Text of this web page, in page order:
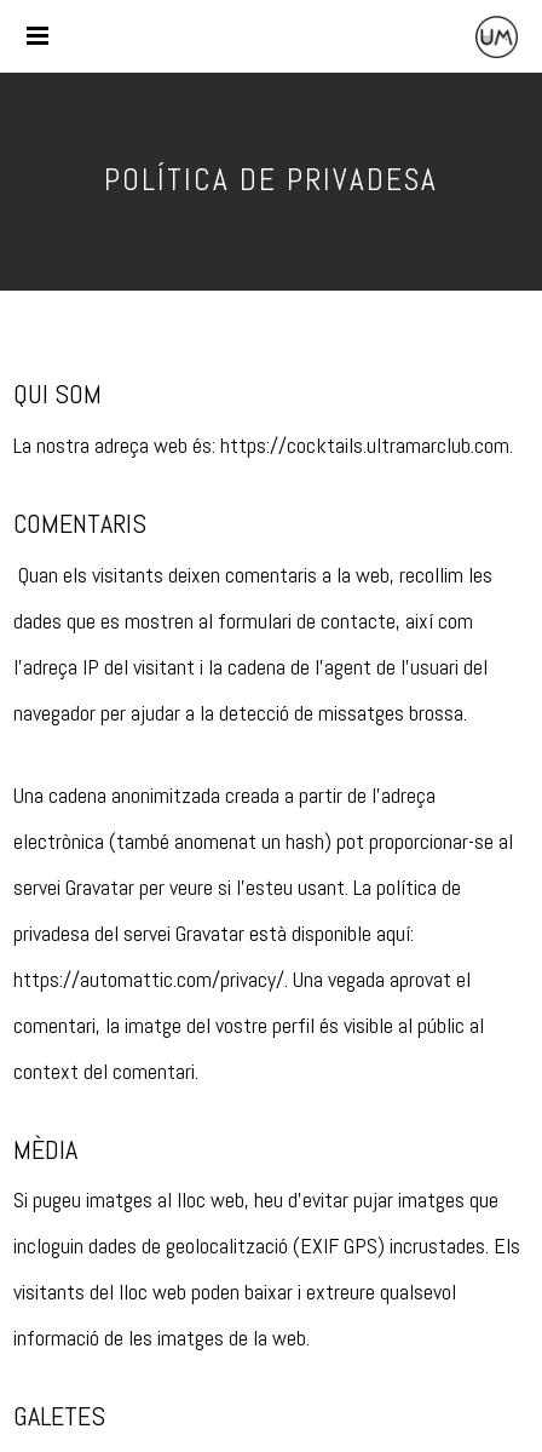
POLÍTICA DE PRIVADESA
QUI SOM
La nostra adreça web és: https://cocktails.ultramarclub.com.
COMENTARIS
Quan els visitants deixen comentaris a la web, recollim les
dades que es mostren al formulari de contacte, així com
l’adreça IP del visitant i la cadena de l’agent de l’usuari del
navegador per ajudar a la detecció de missatges brossa.
Una cadena anonimitzada creada a partir de l’adreça
electrònica (també anomenat un hash) pot proporcionar-se al
servei Gravatar per veure si l’esteu usant. La política de
privadesa del servei Gravatar està disponible aquí:
https://automattic.com/privacy/. Una vegada aprovat el
comentari, la imatge del vostre perfil és visible al públic al
context del comentari.
MÈDIA
Si pugeu imatges al lloc web, heu d’evitar pujar imatges que
incloguin dades de geolocalització (EXIF GPS) incrustades. Els
visitants del lloc web poden baixar i extreure qualsevol
informació de les imatges de la web.
GALETES